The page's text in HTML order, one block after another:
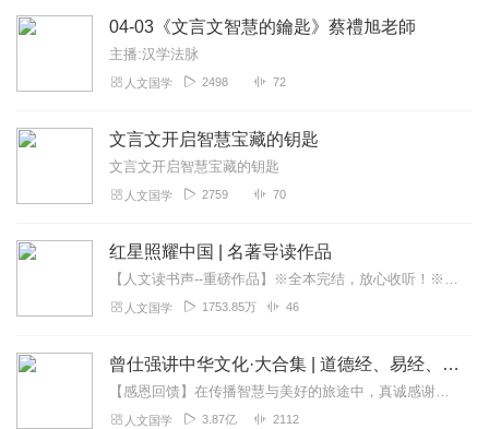
04-03《文言文智慧的鑰匙》蔡禮旭老師
主播:汉学法脉
人文国学 2498 72
文言文开启智慧宝藏的钥匙
文言文开启智慧宝藏的钥匙
人文国学 2759 70
红星照耀中国 | 名著导读作品
【人文读书声--重磅作品】※全本完结，放心收听！※八年级（上）语文教科书名著导读指定作品，同名有声书！※著名翻译家董乐山先生权威中文译本！※人民文学出版...
人文国学 1753.85万 46
曾仕强讲中华文化·大合集 | 道德经、易经、三国演义中的国学
【感恩回馈】在传播智慧与美好的旅途中，真诚感谢每一位伙伴的温暖陪伴与鼎力支持！欢迎曾仕强学堂粉丝听友们入群交流，更多新鲜玩法和福利活动等你！添加微信：zengf...
人文国学 3.87亿 2112